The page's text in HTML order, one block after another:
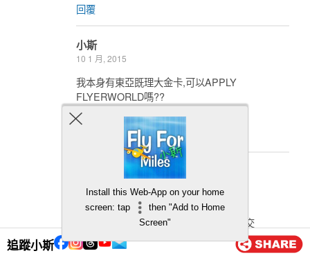
追蹤小斯
回覆
小斯
10 1 月, 2015
我本身有東亞既理大金卡,可以APPLY
FLYERWORLD嗎??
–>可以！補年薪證明申請
原則上係可以
但以我所知係無保費會受用AE自動轉賬交
回覆
Install this Web-App on your home
screen: tap
then "Add to Home
Screen"